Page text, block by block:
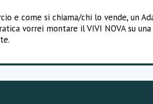
e come si chiama/chi lo vende, un
vorrei montare il VIVI NOVA su